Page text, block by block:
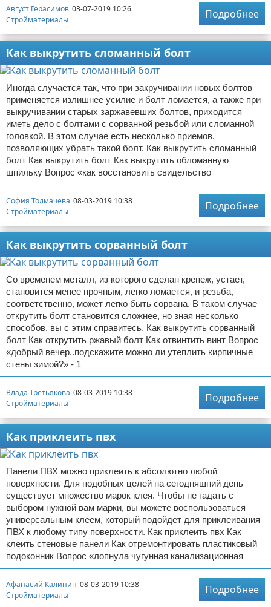
Август Герасимов 03-07-2019 10:26
Стройматериалы
Подробнее
Как выкрутить сломанный болт
Иногда случается так, что при закручивании новых болтов
применяется излишнее усилие и болт ломается, а также при
выкручивании старых заржавевших болтов, приходится
иметь дело с болтами с сорванной резьбой или сломанной
головкой. В этом случае есть несколько приемов,
позволяющих убрать такой болт. Как выкрутить сломанный
болт Как выкрутить болт Как выкрутить обломанную
шпильку Вопрос «как восстановить свидельство
София Толмачева 08-03-2019 10:38
Стройматериалы
Подробнее
Как выкрутить сорванный болт
Со временем металл, из которого сделан крепеж, устает,
становится менее прочным, легко ломается, и резьба,
соответственно, может легко быть сорвана. В таком случае
открутить болт становится сложнее, но зная несколько
способов, вы с этим справитесь. Как выкрутить сорванный
болт Как открутить ржавый болт Как отвинтить винт Вопрос
«добрый вечер..подскажите можно ли утеплить кирпичные
стены зимой?» - 1
Влада Третьякова 08-03-2019 10:38
Стройматериалы
Подробнее
Как приклеить пвх
Панели ПВХ можно приклеить к абсолютно любой
поверхности. Для подобных целей на сегодняшний день
существует множество марок клея. Чтобы не гадать с
выбором нужной вам марки, вы можете воспользоваться
универсальным клеем, который подойдет для приклеивания
ПВХ к любому типу поверхности. Как приклеить пвх Как
клеить стеновые панели Как отремонтировать пластиковый
подоконник Вопрос «лопнула чугунная канализационная
Афанасий Калинин 08-03-2019 10:38
Стройматериалы
Подробнее